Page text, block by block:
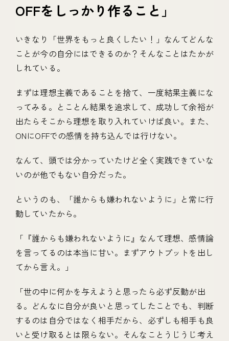
OFFをしっかり作ること」
いきなり「世界をもっと良くしたい！」なんてどんな
ことが今の自分にはできるのか？そんなことはたかが
しれている。
まずは理想主義であることを捨て、一度結果主義にな
ってみる。とことん結果を追求して、成功して余裕が
出たらそこから理想を取り入れていけば良い。また、
ONにOFFでの感情を持ち込んでは行けない。
なんて、頭では分かっていたけど全く実践できていな
いのが他でもない自分だった。
というのも、「誰からも嫌われないように」と常に行
動していたから。
「『誰からも嫌われないように』なんて理想、感情論
を言ってるのは本当に甘い。まずアウトプットを出し
てから言え。」
「世の中に何かを与えようと思ったら必ず反動が出
る。どんなに自分が良いと思ってしたことでも、判断
するのは自分ではなく相手だから、必ずしも相手も良
いと受け取るとは限らない。そんなことうじうじ考え